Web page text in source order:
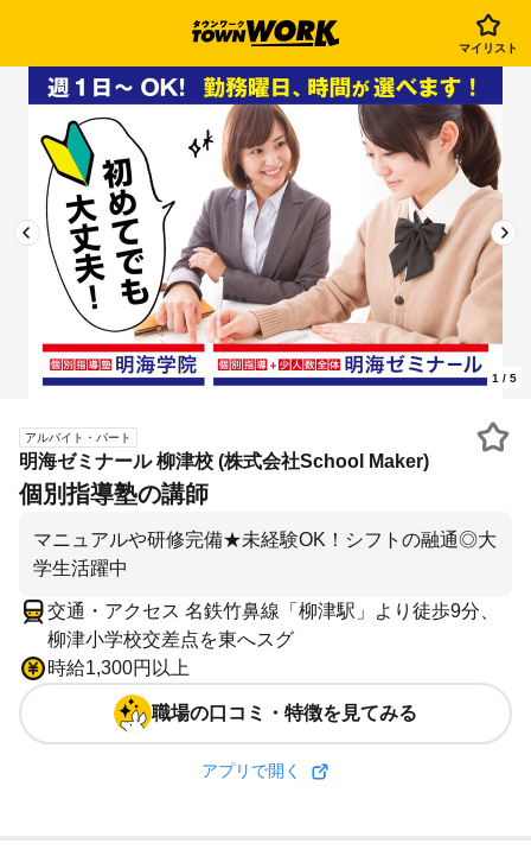
マイリスト
1 / 5
アルバイト・パート
明海ゼミナール 柳津校 (株式会社School Maker)
個別指導塾の講師
マニュアルや研修完備★未経験OK！シフトの融通◎大
学生活躍中
交通・アクセス 名鉄竹鼻線「柳津駅」より徒歩9分、
柳津小学校交差点を東へスグ
時給1,300円以上
職場の口コミ・特徴を見てみる
アプリで開く